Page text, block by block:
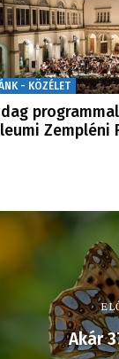
- KÖZÉLET
Zempléni
Akár